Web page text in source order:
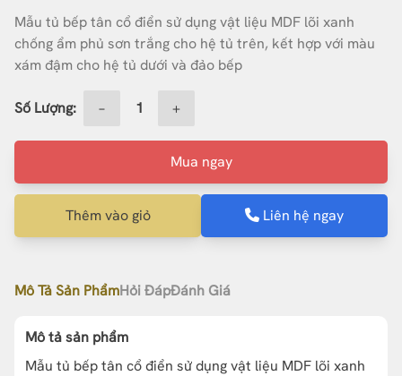
Mẫu tủ bếp tân cổ điển sử dụng vật liệu MDF lõi xanh
chống ẩm phủ sơn trắng cho hệ tủ trên, kết hợp với màu
xám đậm cho hệ tủ dưới và đảo bếp
Số Lượng: − +
Mua ngay
Thêm vào giỏ Liên hệ ngay
Mô Tả Sản PhẩmHỏi ĐápĐánh Giá
Mô tả sản phẩm
Mẫu tủ bếp tân cổ điển sử dụng vật liệu MDF lõi xanh